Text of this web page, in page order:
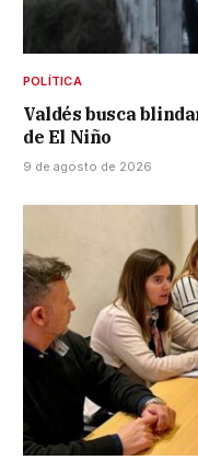
POLÍTICA
Valdés busca
de El Niño
9 de agosto de 2026